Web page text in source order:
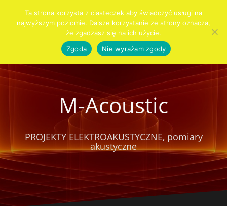
KIM PRO AUDIO
DOMU
AKUSTYKA
WNĘTRZ
SYSTEMY
ALARMOWE
SPRZĘT
KONTAKT
CENNIK
BlogSzukaj:
M-Acoustic
PROJEKTY ELEKTROAKUSTYCZNE, pomiary
akustyczne
Ta strona korzysta z ciasteczek aby świadczyć usługi na
najwyższym poziomie. Dalsze korzystanie ze strony oznacza,
że zgadzasz się na ich użycie.
Zgoda
Nie wyrażam zgody